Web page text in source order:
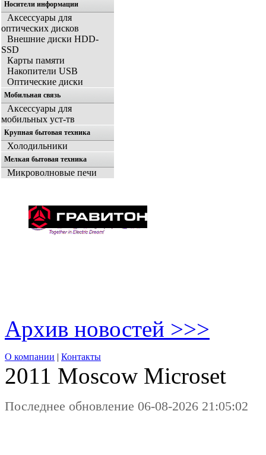
Носители информации
Аксессуары для
оптических дисков
Внешние диски HDD-
SSD
Карты памяти
Накопители USB
Оптические диски
Мобильная связь
Аксессуары для
мобильных уст-тв
Крупная бытовая техника
Холодильники
Мелкая бытовая техника
Микроволновые печи
Архив новостей >>>
О компании | Контакты
2011 Moscow Microset
Последнее обновление 06-08-2026 21:05:02